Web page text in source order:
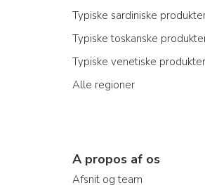
Typiske sardiniske
Typiske toskanske
Typiske venetiske produkter
Alle regioner
A propos af os
Afsnit og team